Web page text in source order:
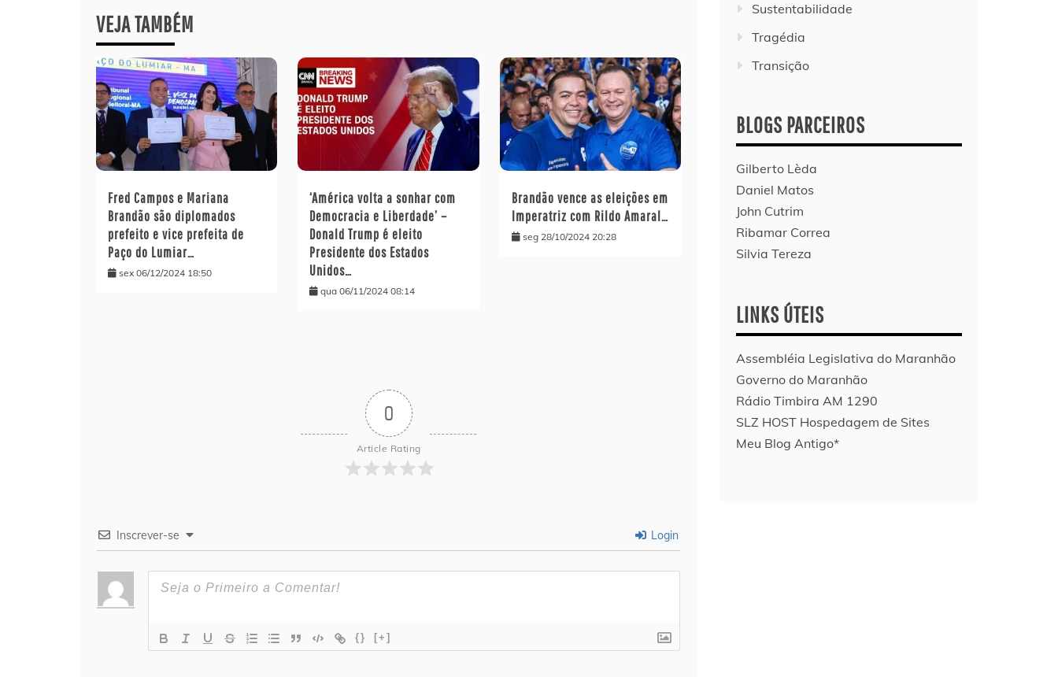
VEJA TAMBÉM
Fred Campos e Mariana
Brandão são diplomados
prefeito e vice prefeita de
Paço do Lumiar…
sex 06/12/2024 18:50
‘América volta a sonhar com
Democracia e Liberdade’ –
Donald Trump é eleito
Presidente dos Estados
Unidos…
qua 06/11/2024 08:14
Brandão vence as eleições em
Imperatriz com Rildo Amaral…
seg 28/10/2024 20:28
0
Article Rating
Inscrever-se Login
{} [+]
Sustentabilidade
Tragédia
Transição
BLOGS PARCEIROS
Gilberto Lèda
Daniel Matos
John Cutrim
Ribamar Correa
Silvia Tereza
LINKS ÚTEIS
Assembléia Legislativa do Maranhão
Governo do Maranhão
Rádio Timbira AM 1290
SLZ HOST Hospedagem de Sites
Meu Blog Antigo*